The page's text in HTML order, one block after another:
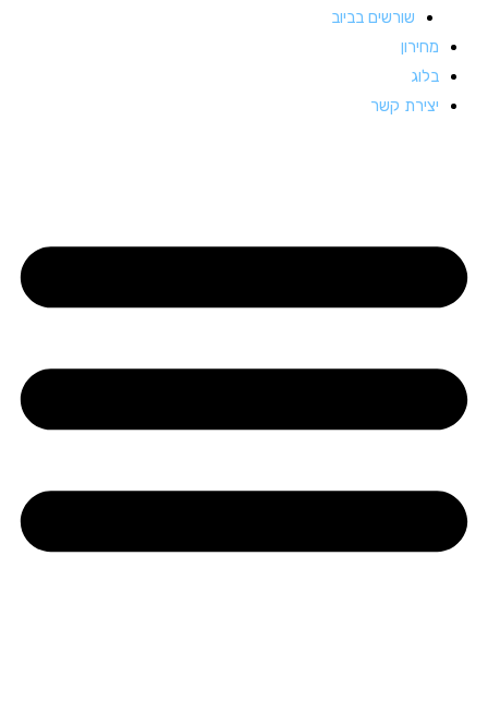
שורשים בביוב
מחירון
בלוג
יצירת קשר